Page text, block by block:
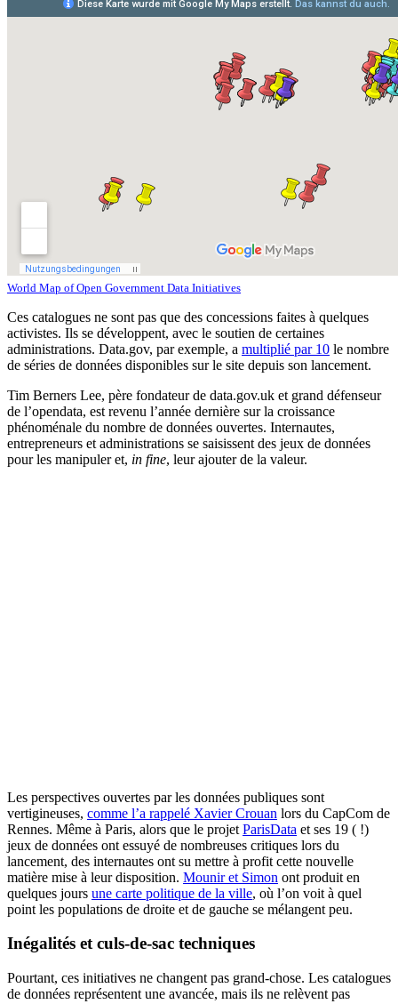
World Map of Open Government Data Initiatives
Ces catalogues ne sont pas que des concessions faites à quelques
activistes. Ils se développent, avec le soutien de certaines
administrations. Data.gov, par exemple, a multiplié par 10 le nombre
de séries de données disponibles sur le site depuis son lancement.
Tim Berners Lee, père fondateur de data.gov.uk et grand défenseur
de l’opendata, est revenu l’année dernière sur la croissance
phénoménale du nombre de données ouvertes. Internautes,
entrepreneurs et administrations se saisissent des jeux de données
pour les manipuler et, in fine, leur ajouter de la valeur.
Les perspectives ouvertes par les données publiques sont
vertigineuses, comme l’a rappelé Xavier Crouan lors du CapCom de
Rennes. Même à Paris, alors que le projet ParisData et ses 19 ( !)
jeux de données ont essuyé de nombreuses critiques lors du
lancement, des internautes ont su mettre à profit cette nouvelle
matière mise à leur disposition. Mounir et Simon ont produit en
quelques jours une carte politique de la ville, où l’on voit à quel
point les populations de droite et de gauche se mélangent peu.
Inégalités et culs-de-sac techniques
Pourtant, ces initiatives ne changent pas grand-chose. Les catalogues
de données représentent une avancée, mais ils ne relèvent pas